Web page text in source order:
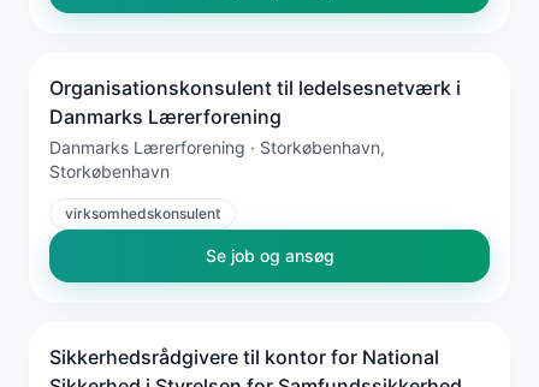
Organisationskonsulent til ledelsesnetværk i
Danmarks Lærerforening
Danmarks Lærerforening · Storkøbenhavn,
Storkøbenhavn
virksomhedskonsulent
Se job og ansøg
Sikkerhedsrådgivere til kontor for National